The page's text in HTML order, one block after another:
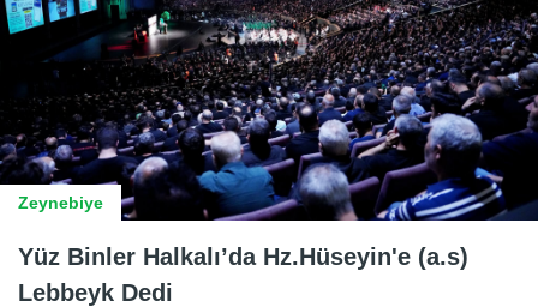
Zeynebiye
Yüz Binler Halkalı’da Hz.Hüseyin'e (a.s)
Lebbeyk Dedi